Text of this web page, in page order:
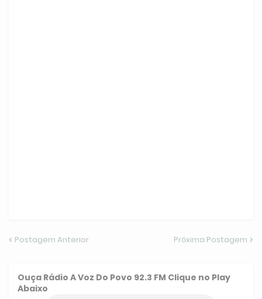
Postagem Anterior Próxima Postagem
Ouça Rádio A Voz Do Povo 92.3 FM Clique no Play
Abaixo